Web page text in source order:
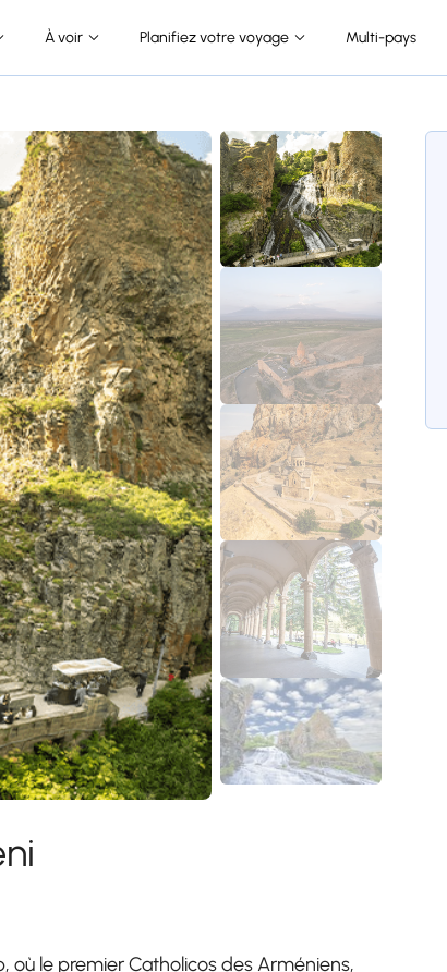
À voir Planifiez votre voyage Multi-pays
où le premier Catholicos des Arméniens,